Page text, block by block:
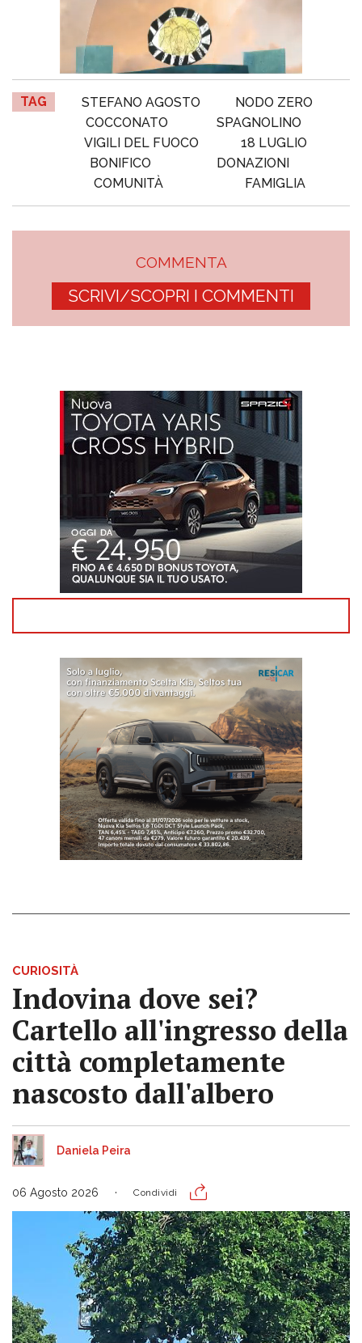
TAG STEFANO AGOSTO
NODO ZERO
COCCONATO
SPAGNOLINO
VIGILI DEL FUOCO
18 LUGLIO
BONIFICO
DONAZIONI
COMUNITÀ
FAMIGLIA
COMMENTA
SCRIVI/SCOPRI I COMMENTI
CURIOSITÀ
Indovina dove sei?
Cartello all'ingresso della
città completamente
nascosto dall'albero
Daniela Peira
06 Agosto 2026 Condividi